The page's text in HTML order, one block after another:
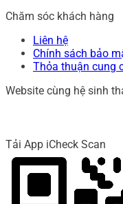
Chăm sóc khách hàng
Liên hệ
Chính sách bảo
Thỏa thuận cung
Website cùng hệ sinh
Tải App iCheck Scan